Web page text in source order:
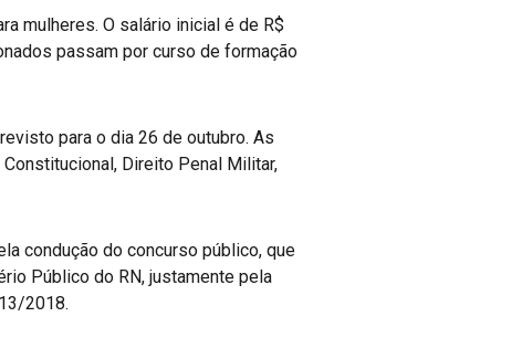
mulheres. O salário inicial é de R$
passam por curso de formação
para o dia 26 de outubro. As
Direito Penal Militar,
condução do concurso público, que
Público do RN, justamente pela
2018.